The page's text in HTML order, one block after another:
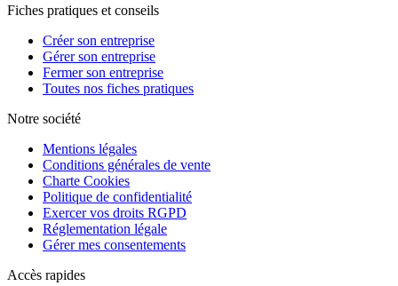
Fiches pratiques et conseils
Créer son entreprise
Gérer son entreprise
Fermer son entreprise
Toutes nos fiches pratiques
Notre société
Mentions légales
Conditions générales de vente
Charte Cookies
Politique de confidentialité
Exercer vos droits RGPD
Réglementation légale
Gérer mes consentements
Accès rapides